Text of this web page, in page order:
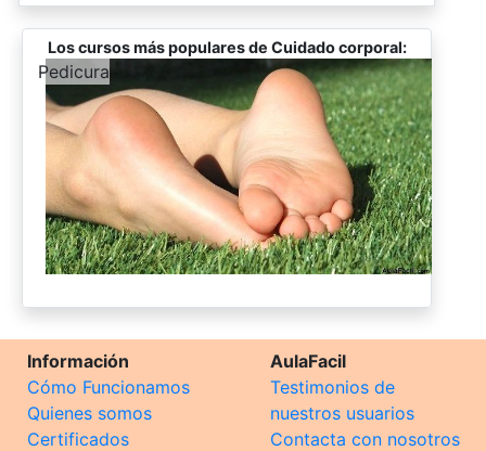
Los cursos más populares de Cuidado corporal:
-
Pedicura
Información
Cómo Funcionamos
Quienes somos
Certificados
AulaFacil
Testimonios de
nuestros usuarios
Contacta con nosotros